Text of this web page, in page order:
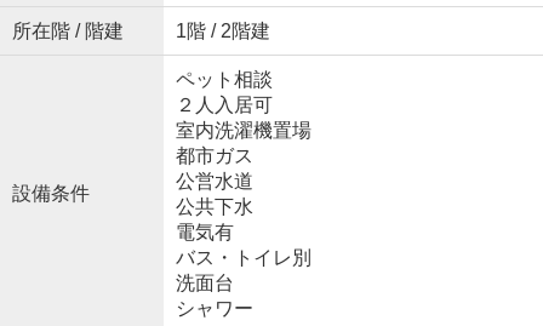
所在階 / 階建 1階 / 2階建
設備条件
ペット相談
２人入居可
室内洗濯機置場
都市ガス
公営水道
公共下水
電気有
バス・トイレ別
洗面台
シャワー